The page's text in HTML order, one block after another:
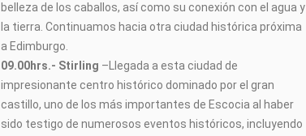
belleza de los caballos, así como su conexión con el agua y
la tierra. Continuamos hacia otra ciudad histórica próxima
a Edimburgo.
09.00hrs.- Stirling –Llegada a esta ciudad de
impresionante centro histórico dominado por el gran
castillo, uno de los más importantes de Escocia al haber
sido testigo de numerosos eventos históricos, incluyendo